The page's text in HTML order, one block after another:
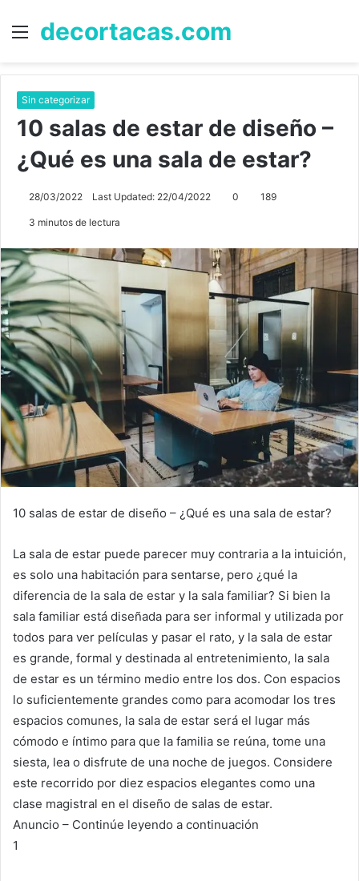
Menú
decortacas.com
Sin categorizar
10 salas de estar de diseño –
¿Qué es una sala de estar?
28/03/2022 Last Updated: 22/04/2022 0 189
3 minutos de lectura
10 salas de estar de diseño – ¿Qué es una sala de estar?
La sala de estar puede parecer muy contraria a la intuición,
es solo una habitación para sentarse, pero ¿qué la
diferencia de la sala de estar y la sala familiar? Si bien la
sala familiar está diseñada para ser informal y utilizada por
todos para ver películas y pasar el rato, y la sala de estar
es grande, formal y destinada al entretenimiento, la sala
de estar es un término medio entre los dos. Con espacios
lo suficientemente grandes como para acomodar los tres
espacios comunes, la sala de estar será el lugar más
cómodo e íntimo para que la familia se reúna, tome una
siesta, lea o disfrute de una noche de juegos. Considere
este recorrido por diez espacios elegantes como una
clase magistral en el diseño de salas de estar.
Anuncio – Continúe leyendo a continuación
1